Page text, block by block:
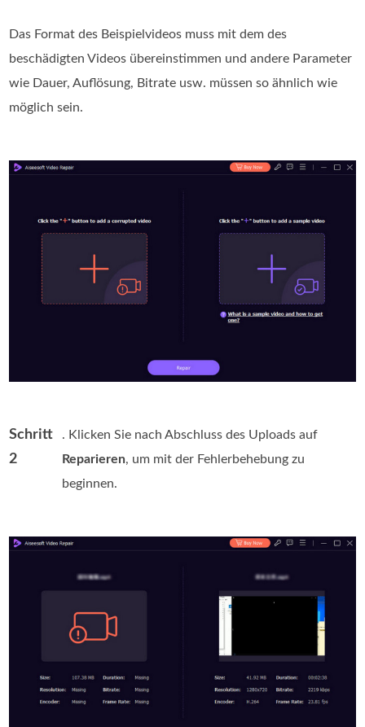
Das Format des Beispielvideos muss mit dem des
beschädigten Videos übereinstimmen und andere Parameter
wie Dauer, Auflösung, Bitrate usw. müssen so ähnlich wie
möglich sein.
Schritt
2
. Klicken Sie nach Abschluss des Uploads auf
Reparieren, um mit der Fehlerbehebung zu
beginnen.